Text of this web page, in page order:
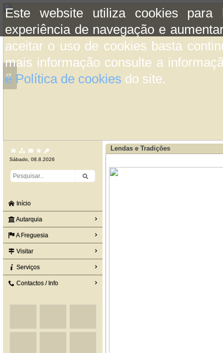
Este website utiliza cookies para
experiência de navegação e
aceitar o uso de cookies basta
mais informação consulte a
e Política de cookies do site.
«
Sábado, 08.8.2026
Início
Autarquia
A Freguesia
Visitar
Serviços
Contactos / Info
Lendas e Tradições